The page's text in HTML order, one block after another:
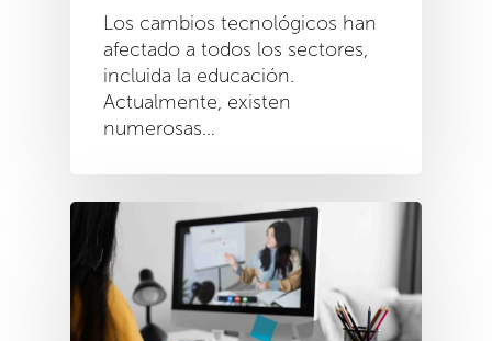
Los cambios tecnológicos han
afectado a todos los sectores,
incluida la educación.
Actualmente, existen
numerosas…